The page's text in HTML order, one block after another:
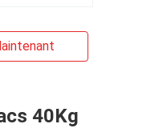
40Kg